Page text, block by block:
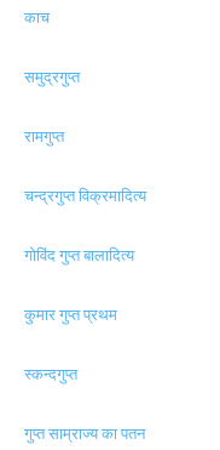
काच
समुद्रगुप्त
रामगुप्त
चन्द्रगुप्त विक्रमादित्य
गोविंद गुप्त बालादित्य
कुमार गुप्त प्रथम
स्कन्दगुप्त
गुप्त साम्राज्य का पतन